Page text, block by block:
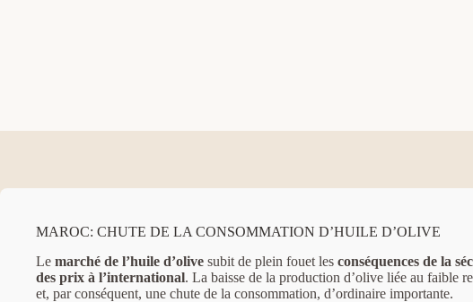
MAROC: CHUTE DE LA CONSOMMATION D’HUILE D’OLIVE
Le marché de l’huile d’olive subit de plein fouet les conséquences de la
des prix à l’international. La baisse de la production d’olive liée au faible
et, par conséquent, une chute de la consommation, d’ordinaire importante.